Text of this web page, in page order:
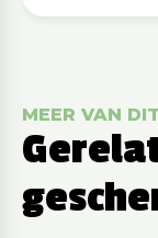
MEER VAN